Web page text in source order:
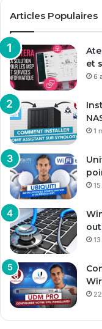
Articles Populaires
et
6
1